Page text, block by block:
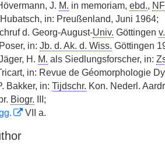
J. M. in memoriam, ebd., NF|
in: Preußenland, Juni 1964;
d. Georg-August-Univ. Göttingen v.
in: Jb. d. Ak. d. Wiss. Göttingen
H. M. als Siedlungsforscher, in:
in: Revue de Géomorphologie
Bakker, in: Tijdschr. Kon. Nederl.
Biogr. III;
VII a.